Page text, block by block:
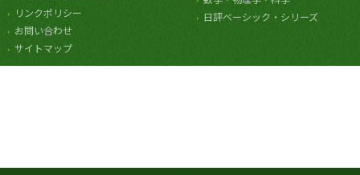
リンクポリシー
お問い合わせ
サイトマップ
日評ベーシック・シリーズ